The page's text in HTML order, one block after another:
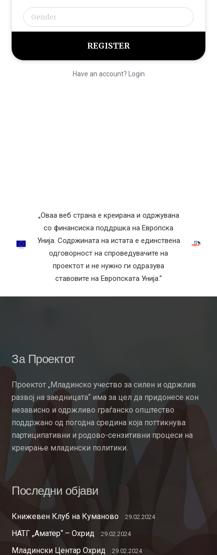
Have an account? Login
„Оваа веб страна е креирана и одржувана
со финансиска поддршка на Европска
Унија. Содржината на истата е единствена
одговорност на спроведувачите на
проектот и не нужно ги одразува
ставовите на Европската Унија.“
За Проектот
Проектот „Младинско учество за силен и одржлив
развој на заедницата“ има за цел да придонесе кон
независно и одржливо граѓанско општество
поддржано од погодна средина која поттикнува
партиципативни и родово-сензитивни процеси на
креирање младински политики.
Последни објави
Книжевен Клуб на Куманово 29.02.2024
НАТГ „Аматер“ – Охрид 29.02.2024
Младински Центар Охрид 29.02.2024